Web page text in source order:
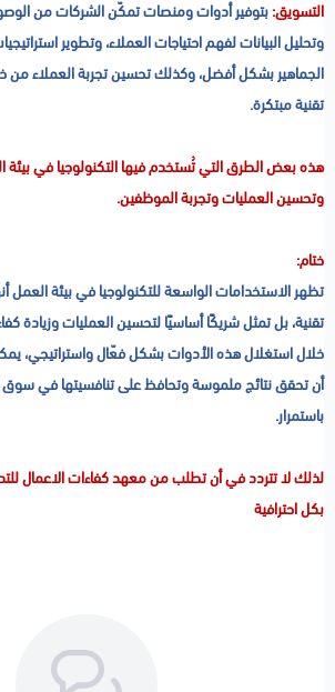
التسويق:بتوفير أدوات ومنصات تمكّن الشركات من
وتحليل البيانات لفهم احتياجات العملاء، وتطوير
الجماهير بشكل أفضل، وكذلك تحسين تجربة العملاء من
تقنية مبتكرة.
هذه بعض الطرق التي تُستخدم فيها التكنولوجيا في بيئة
وتحسين العمليات وتجربة الموظفين.
ختام:
تظهر الاستخدامات الواسعة للتكنولوجيا في بيئة العمل
تقنية، بل تمثل شريكًا أساسيًا لتحسين العمليات وزيادة
خلال استغلال هذه الأدوات بشكل فعّال واستراتيجي،
أن تحقق نتائج ملموسة وتحافظ على تنافسيتها في سوق
باستمرار.
لذلك لا تتردد في أن تطلب من معهد كفاءات الاعمال
بكل احترافية